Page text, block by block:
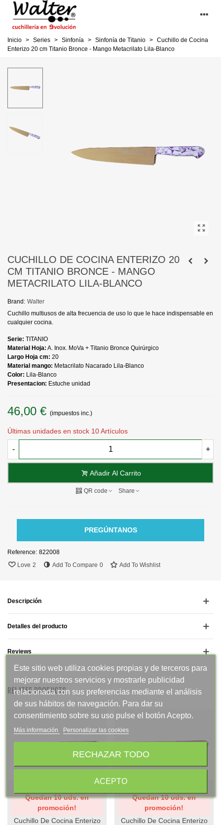
Inicio > Series > Sinfonía > Sinfonía de Titanio > Cuchillo de Cocina
Enterizo 20 cm Titanio Bronce - Mango Metacrilato Lila-Blanco
CUCHILLO DE COCINA ENTERIZO 20
CM TITANIO BRONCE - MANGO
METACRILATO LILA-BLANCO
Brand: Walter
Cuchillo multiusos de alta frecuencia de uso lo que le hace indispensable en
cualquier cocina.
Serie: TITANIO
Material Hoja: A. Inox. MoVa + Titanio Bronce Quirúrgico
Largo Hoja cm: 20
Material mango: Metacrilato Nacarado Lila-Blanco
Color: Lila-Blanco
Presentacion: Estuche unidad
46,00 € (impuestos inc.)
Últimas unidades en stock 10 Artículos
- +
Añadir Al Carrito
QR code Share
PREGÚNTANOS
Reference: 822008
Love 2 Add To Compare 0 Add To Wishlist
Descripción
Detalles del producto
Reviews
RELATED PRODUCTS
Quedan 10 uds. en
promoción!
Cuchillo De Cocina Enterizo
Quedan 10 uds. en
promoción!
Cuchillo De Cocina Enterizo
Este sitio web utiliza cookies propias y de terceros para
mejorar nuestros servicios y mostrarle publicidad
relacionada con sus preferencias mediante el análisis
de sus hábitos de navegación. Para dar su
consentimiento sobre su uso pulse el botón Acepto.
Más información Personalizar las cookies
RECHAZAR TODO
ACEPTO